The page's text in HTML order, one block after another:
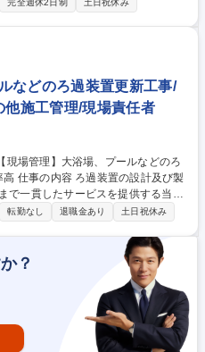
出先機関等への常駐 【業務内容の
完全週休2日制 土日祝休み
などのろ過装置更新工事/
他施工管理/現場責任者
び製
で一貫したサービスを提供する当社
に関する現場管理をお任せします。
、工務店と打ち合わせを行い、工事
ち合わせ・調整（工事内容詳細の決
更新工事現場の管理 ■部材、ろ過材
との折衝（実働部隊） 募集職種
過装置更新工事/土日祝休/有休取得
転勤なし 退職金あり 土日祝休み
？